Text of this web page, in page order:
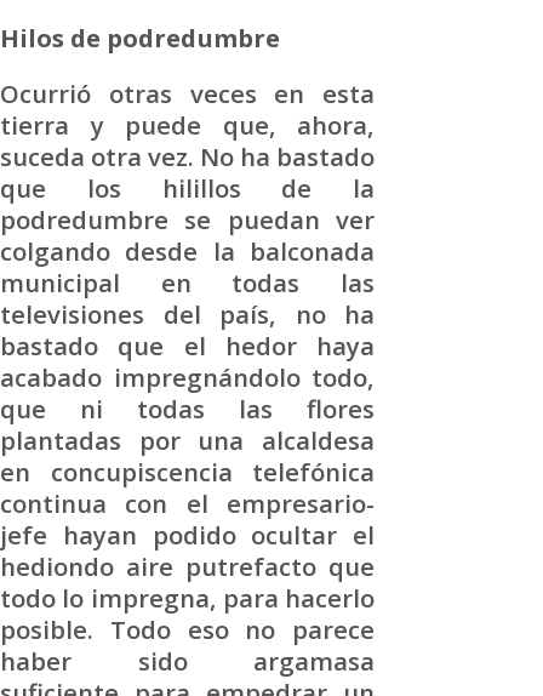
Hilos de podredumbre
Ocurrió otras veces en esta
tierra y puede que, ahora,
suceda otra vez. No ha bastado
que los hilillos de la
podredumbre se puedan ver
colgando desde la balconada
municipal en todas las
televisiones del país, no ha
bastado que el hedor haya
acabado impregnándolo todo,
que ni todas las flores
plantadas por una alcaldesa
en concupiscencia telefónica
continua con el empresario-
jefe hayan podido ocultar el
hediondo aire putrefacto que
todo lo impregna, para hacerlo
posible. Todo eso no parece
haber sido argamasa